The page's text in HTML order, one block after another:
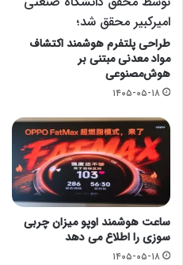
امیرکبیر محقق شد؛
طراحی پلتفرم هوشمند اکتشاف
مواد معدنی مبتنی بر
هوش‌مصنوعی
۱۴۰۵-۰۵-۱۸
ساعت هوشمند اوپو میزان چربی
سوزی را اطلاع می دهد
۱۴۰۵-۰۵-۱۸